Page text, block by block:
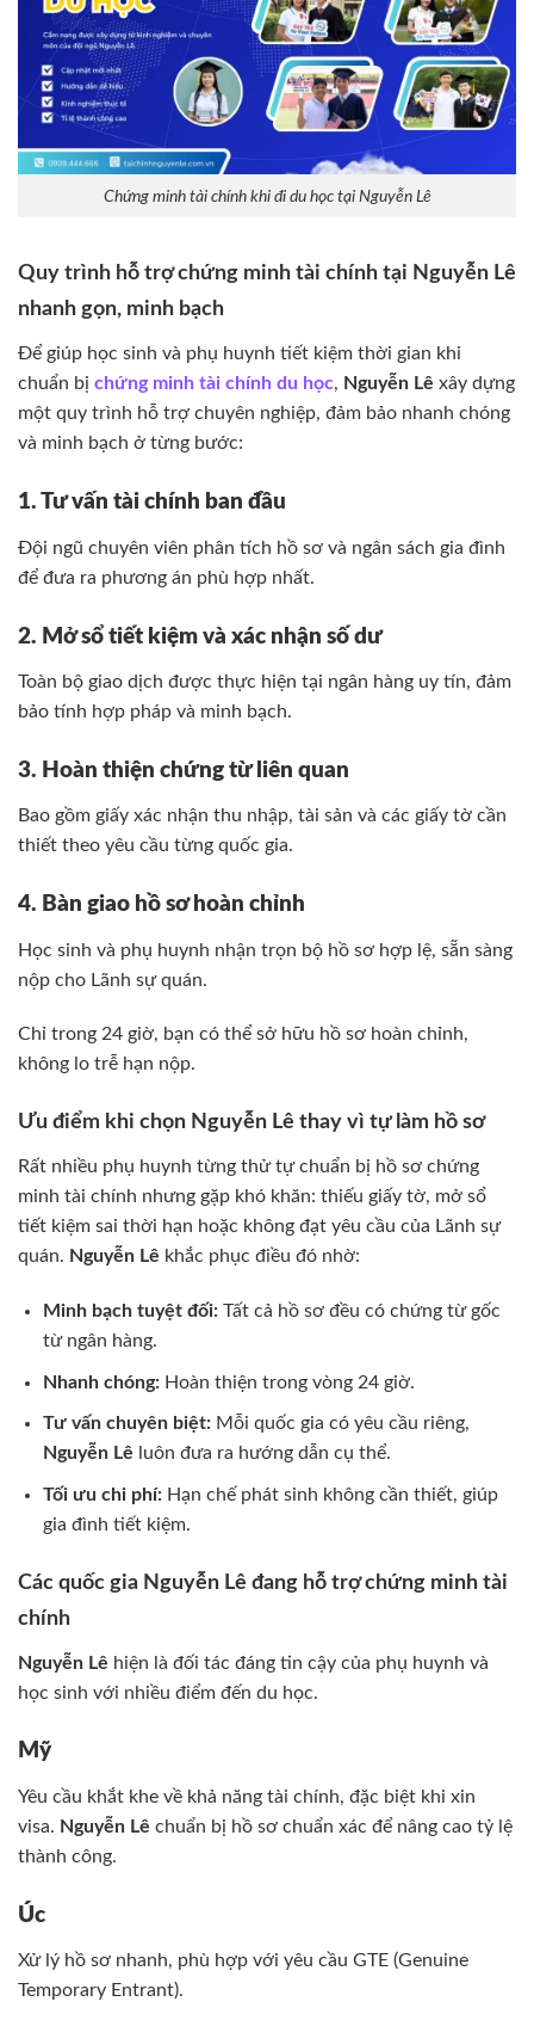
Chứng minh tài chính khi đi du học tại Nguyễn Lê
Quy trình hỗ trợ chứng minh tài chính tại Nguyễn Lê
nhanh gọn, minh bạch
Để giúp học sinh và phụ huynh tiết kiệm thời gian khi
chuẩn bị chứng minh tài chính du học, Nguyễn Lê xây dựng
một quy trình hỗ trợ chuyên nghiệp, đảm bảo nhanh chóng
và minh bạch ở từng bước:
1. Tư vấn tài chính ban đầu
Đội ngũ chuyên viên phân tích hồ sơ và ngân sách gia đình
để đưa ra phương án phù hợp nhất.
2. Mở sổ tiết kiệm và xác nhận số dư
Toàn bộ giao dịch được thực hiện tại ngân hàng uy tín, đảm
bảo tính hợp pháp và minh bạch.
3. Hoàn thiện chứng từ liên quan
Bao gồm giấy xác nhận thu nhập, tài sản và các giấy tờ cần
thiết theo yêu cầu từng quốc gia.
4. Bàn giao hồ sơ hoàn chỉnh
Học sinh và phụ huynh nhận trọn bộ hồ sơ hợp lệ, sẵn sàng
nộp cho Lãnh sự quán.
Chỉ trong 24 giờ, bạn có thể sở hữu hồ sơ hoàn chỉnh,
không lo trễ hạn nộp.
Ưu điểm khi chọn Nguyễn Lê thay vì tự làm hồ sơ
Rất nhiều phụ huynh từng thử tự chuẩn bị hồ sơ chứng
minh tài chính nhưng gặp khó khăn: thiếu giấy tờ, mở sổ
tiết kiệm sai thời hạn hoặc không đạt yêu cầu của Lãnh sự
quán. Nguyễn Lê khắc phục điều đó nhờ:
Minh bạch tuyệt đối:Tất cả hồ sơ đều có chứng từ gốc
từ ngân hàng.
Nhanh chóng:Hoàn thiện trong vòng 24 giờ.
Tư vấn chuyên biệt:Mỗi quốc gia có yêu cầu riêng,
Nguyễn Lê luôn đưa ra hướng dẫn cụ thể.
Tối ưu chi phí:Hạn chế phát sinh không cần thiết, giúp
gia đình tiết kiệm.
Các quốc gia Nguyễn Lê đang hỗ trợ chứng minh tài
chính
Nguyễn Lê hiện là đối tác đáng tin cậy của phụ huynh và
học sinh với nhiều điểm đến du học.
Mỹ
Yêu cầu khắt khe về khả năng tài chính, đặc biệt khi xin
visa. Nguyễn Lê chuẩn bị hồ sơ chuẩn xác để nâng cao tỷ lệ
thành công.
Úc
Xử lý hồ sơ nhanh, phù hợp với yêu cầu GTE (Genuine
Temporary Entrant).